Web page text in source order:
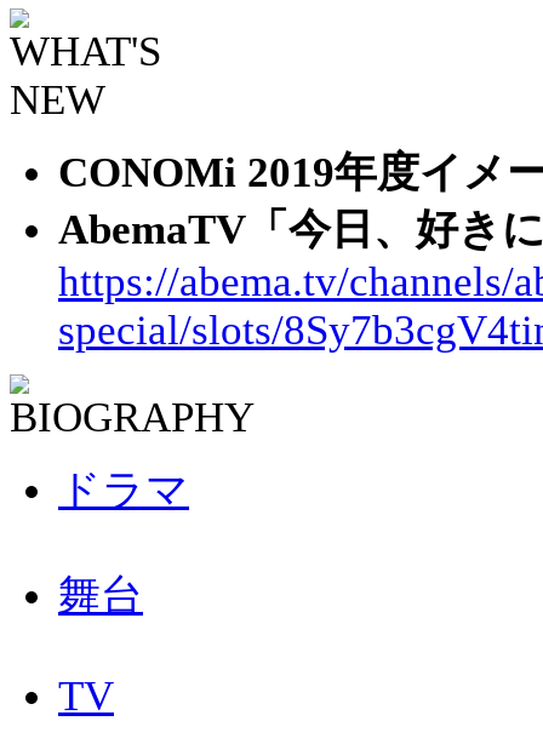
CONOMi 2019年度イメ
AbemaTV「今日、好き
https://abema.tv/channels/
special/slots/
ドラマ
舞台
TV